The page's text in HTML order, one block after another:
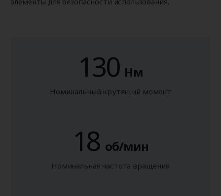
130 Нм
Номинальный крутящий момент
18 об/мин
Номинальная частота вращения